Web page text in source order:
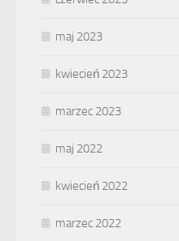
maj 2023
kwiecień 2023
marzec 2023
maj 2022
kwiecień 2022
marzec 2022